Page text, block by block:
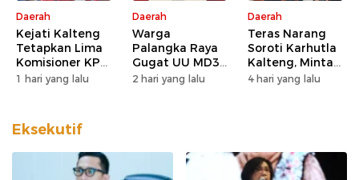
Daerah
Kejati Kalteng
Tetapkan Lima
Komisioner KPU
Kotim sebagai
1 hari yang lalu
Daerah
Warga
Palangka Raya
Gugat UU MD3
dan UU P3 ke
2 hari yang lalu
Daerah
Teras Narang
Soroti Karhutla
Kalteng, Minta
Pengawasan
4 hari yang lalu
Eksekutif